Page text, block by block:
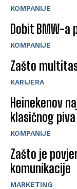
KOMPANIJE
Dobit BMW-a
KOMPANIJE
Zašto
KARIJERA
Heinekenov
klasičnog piva
KOMPANIJE
Zašto je
komunikacije
MARKETING